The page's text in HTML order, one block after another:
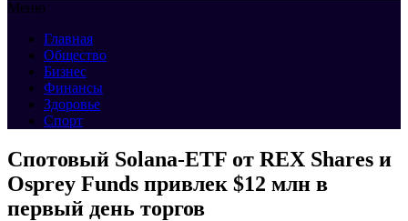
Меню
Главная
Общество
Бизнес
Финансы
Здоровье
Спорт
Спотовый Solana-ETF от REX Shares и
Osprey Funds привлек $12 млн в
первый день торгов